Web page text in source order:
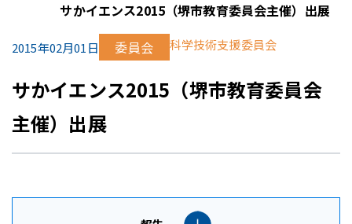
サかイエンス2015（堺市教育委員会主催）出展
2015年02月01日 委員会 科学技術支援委員会
サかイエンス2015（堺市教育委員会
主催）出展